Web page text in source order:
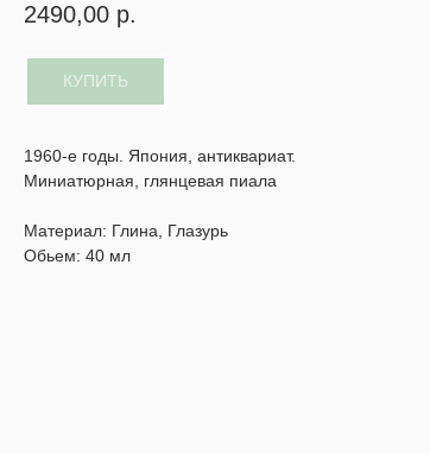
2490,00 р.
КУПИТЬ
1960-е годы. Япония, антиквариат.
Миниатюрная, глянцевая пиала
Материал: Глина, Глазурь
Обьем: 40 мл